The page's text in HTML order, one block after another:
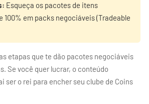
Esqueça os pacotes de itens
100% em packs negociáveis (Tradeable
etapas que te dão pacotes negociáveis
Se você quer lucrar, o conteúdo
ser o rei para encher seu clube de Coins